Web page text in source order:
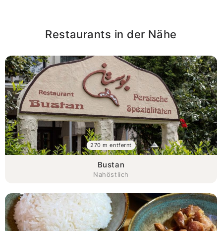
Restaurants in der Nähe
Bustan
Nahöstlich
270 m entfernt